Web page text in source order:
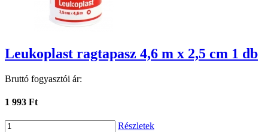
Leukoplast ragtapasz 4,6 m x 2,5 cm 1 db
Bruttó fogyasztói ár:
1 993 Ft
Részletek